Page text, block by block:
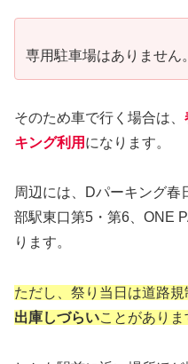
専用駐車場はありません。
そのため車で行く場合は、
キング利用 になります。
周辺には、Dパーキング春
部駅東口第5・第6、ONE
ります。
ただし、祭り当日は道路規
出庫しづらいことがありま